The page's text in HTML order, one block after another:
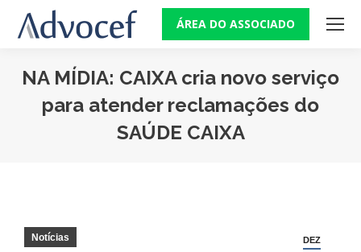
ÁREA DO ASSOCIADO
NA MÍDIA: CAIXA cria novo serviço
para atender reclamações do
SAÚDE CAIXA
DEZ
Notícias